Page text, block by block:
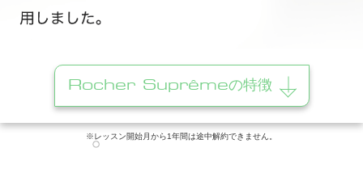
Rocher Suprêmeの特徴
※レッスン開始月から1年間は途中解約できません。